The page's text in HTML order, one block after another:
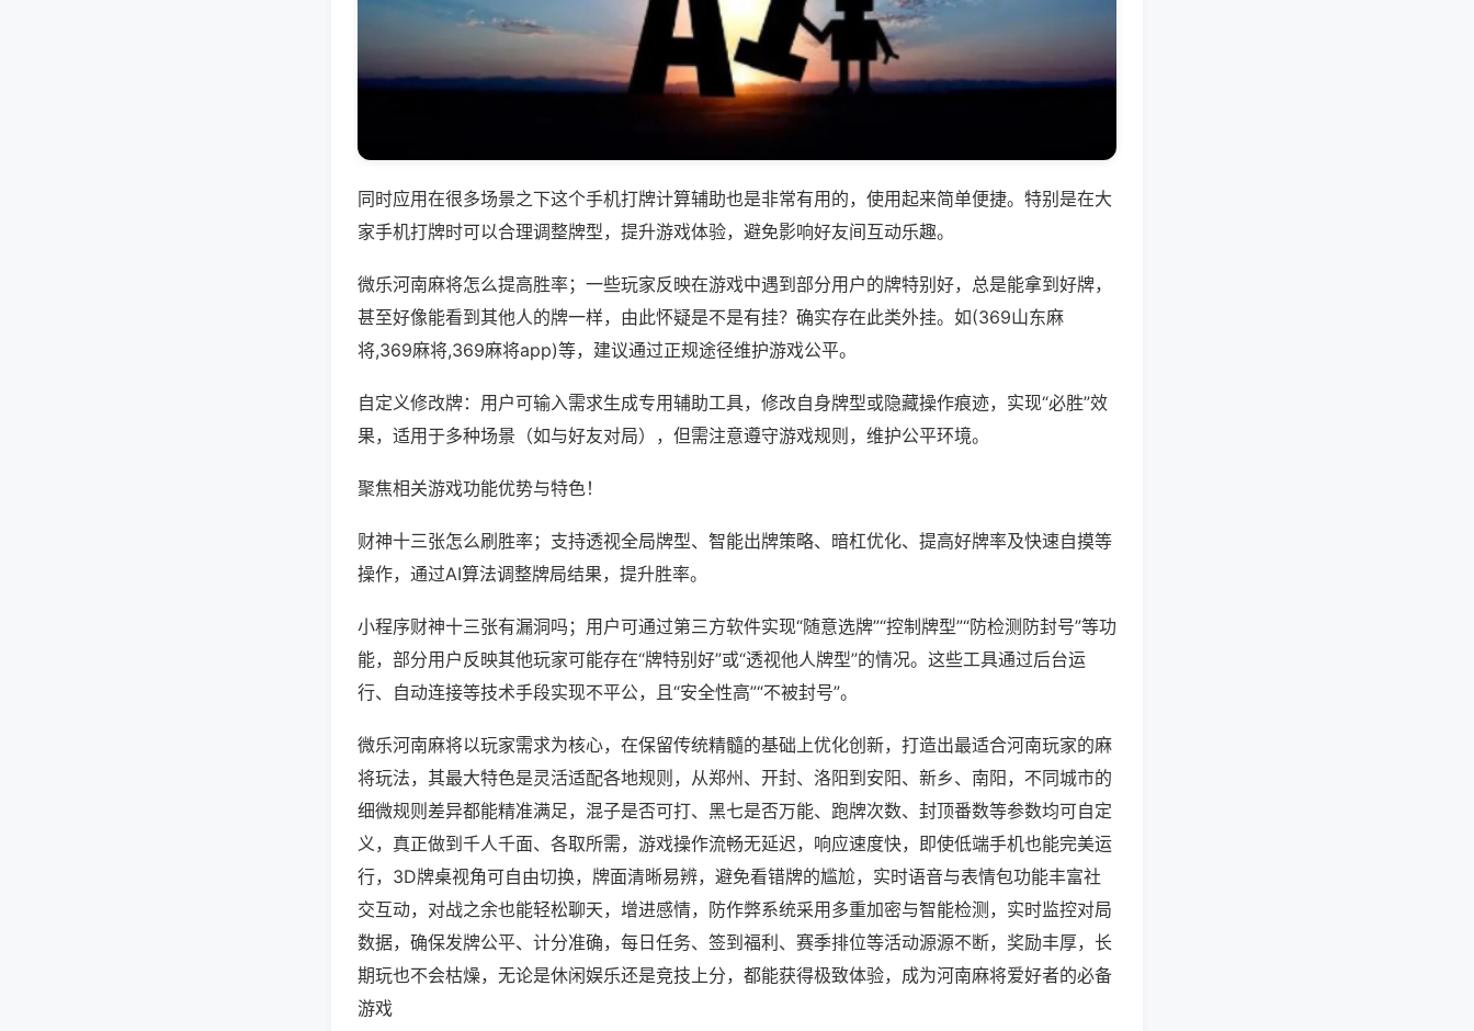
同时应用在很多场景之下这个手机打牌计算辅助也是非常有用的，使用起来简单便捷。特别是在大
家手机打牌时可以合理调整牌型，提升游戏体验，避免影响好友间互动乐趣。
微乐河南麻将怎么提高胜率；一些玩家反映在游戏中遇到部分用户的牌特别好，总是能拿到好牌，
甚至好像能看到其他人的牌一样，由此怀疑是不是有挂？确实存在此类外挂。如(369山东麻
将,369麻将,369麻将app)等，建议通过正规途径维护游戏公平。
自定义修改牌：用户可输入需求生成专用辅助工具，修改自身牌型或隐藏操作痕迹，实现“必胜”效
果，适用于多种场景（如与好友对局），但需注意遵守游戏规则，维护公平环境。
聚焦相关游戏功能优势与特色！
财神十三张怎么刷胜率；支持透视全局牌型、智能出牌策略、暗杠优化、提高好牌率及快速自摸等
操作，通过AI算法调整牌局结果，提升胜率。
小程序财神十三张有漏洞吗；用户可通过第三方软件实现“随意选牌”“控制牌型”“防检测防封号”等功
能，部分用户反映其他玩家可能存在“牌特别好”或“透视他人牌型”的情况。这些工具通过后台运
行、自动连接等技术手段实现不平公，且“安全性高”“不被封号”。
微乐河南麻将以玩家需求为核心，在保留传统精髓的基础上优化创新，打造出最适合河南玩家的麻
将玩法，其最大特色是灵活适配各地规则，从郑州、开封、洛阳到安阳、新乡、南阳，不同城市的
细微规则差异都能精准满足，混子是否可打、黑七是否万能、跑牌次数、封顶番数等参数均可自定
义，真正做到千人千面、各取所需，游戏操作流畅无延迟，响应速度快，即使低端手机也能完美运
行，3D牌桌视角可自由切换，牌面清晰易辨，避免看错牌的尴尬，实时语音与表情包功能丰富社
交互动，对战之余也能轻松聊天，增进感情，防作弊系统采用多重加密与智能检测，实时监控对局
数据，确保发牌公平、计分准确，每日任务、签到福利、赛季排位等活动源源不断，奖励丰厚，长
期玩也不会枯燥，无论是休闲娱乐还是竞技上分，都能获得极致体验，成为河南麻将爱好者的必备
游戏